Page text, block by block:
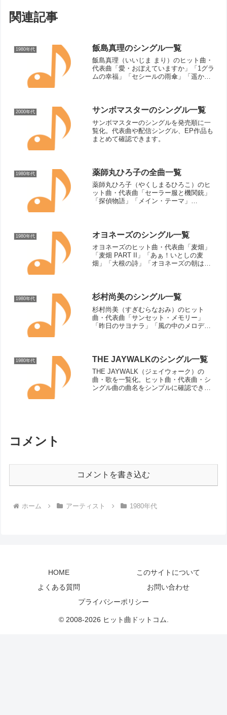
関連記事
1980年代 飯島真理のシングル一覧
飯島真理（いいじま まり）のヒット曲・
代表曲「愛・おぼえていますか」「1グラ
ムの幸福」「セシールの雨傘」「遥かな
年）1グラム...
2000年代 サンボマスターのシングル一覧
サンボマスターのシングルを発売順に一
覧化。代表曲や配信シングル、EP作品も
まとめて確認できます。
1980年代 薬師丸ひろ子の全曲一覧
薬師丸ひろ子（やくしまるひろこ）のヒ
ット曲・代表曲「セーラー服と機関銃」
「探偵物語」「メイン・テーマ」
士同盟」「ささやきのステ...
1980年代 オヨネーズのシングル一覧
オヨネーズのヒット曲・代表曲「麦畑」
「麦畑 PART II」「あぁ！いとしの麦
畑」「大根の詩」「オヨネーズの朝は早
故郷」「拝啓うらら...
1980年代 杉村尚美のシングル一覧
杉村尚美（すぎむらなおみ）のヒット
曲・代表曲「サンセット・メモリー」
「昨日のサヨナラ」「風の中のメロディ
ト」「明日への伝言」シングル曲（リ...
1980年代 THE JAYWALKのシングル一覧
THE JAYWALK（ジェイウォーク）の
曲・歌を一覧化。ヒット曲・代表曲・シ
ングル曲の曲名をシンプルに確認できる
コメント
コメントを書き込む
ホーム アーティスト 1980年代
HOME
このサイトについて
よくある質問
お問い合わせ
プライバシーポリシー
© 2008-2026 ヒット曲ドットコム.